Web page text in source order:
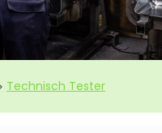
Technisch Tester